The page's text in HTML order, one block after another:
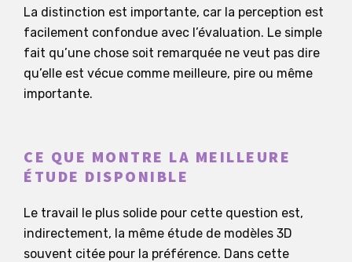
La distinction est importante, car la perception est
facilement confondue avec l’évaluation. Le simple
fait qu’une chose soit remarquée ne veut pas dire
qu’elle est vécue comme meilleure, pire ou même
importante.
CE QUE MONTRE LA MEILLEURE
ÉTUDE DISPONIBLE
Le travail le plus solide pour cette question est,
indirectement, la même étude de modèles 3D
souvent citée pour la préférence. Dans cette